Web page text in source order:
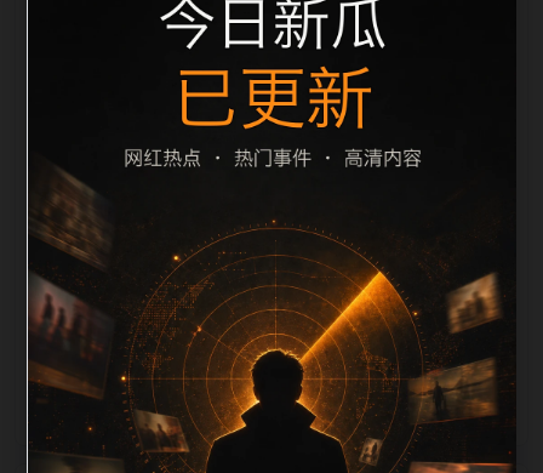
le 之间识别一致主题。后续每日采集时，建议继续执行
远程图片本地化、坏图默认图兜底、标题去重和
description 长度过滤。如果同一主题下有多个相近页
面，应通过不同角度补充事件背景、访问场景、相关问
题或专题入口，降低站群页面之间的重复感。页面底部
保留同类推荐、上一篇下一篇和 sitemap 入口，保证重
要页面点击深度尽量控制在三次以内。正文维护时可按
用户搜索路径补充三类信息：入口是否稳定、同栏目还
有哪些可继续阅读、移动端打开时图片和摘要是否一
致。每次新增内容后同步检查标题、description、
canonical、主题图、alt、title和推荐链接，确保页面既
能被搜索引擎理解，也能让